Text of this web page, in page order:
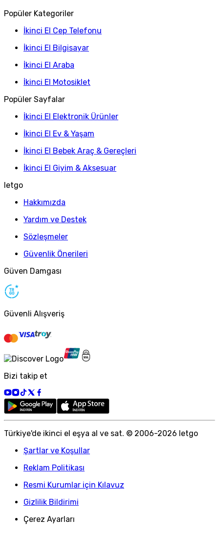
Popüler Kategoriler
İkinci El Cep Telefonu
İkinci El Bilgisayar
İkinci El Araba
İkinci El Motosiklet
Popüler Sayfalar
İkinci El Elektronik Ürünler
İkinci El Ev & Yaşam
İkinci El Bebek Araç & Gereçleri
İkinci El Giyim & Aksesuar
letgo
Hakkımızda
Yardım ve Destek
Sözleşmeler
Güvenlik Önerileri
Güven Damgası
Güvenli Alışveriş
Bizi takip et
Türkiye'de ikinci el eşya al ve sat. © 2006-2026 letgo
Şartlar ve Koşullar
Reklam Politikası
Resmi Kurumlar için Kılavuz
Gizlilik Bildirimi
Çerez Ayarları